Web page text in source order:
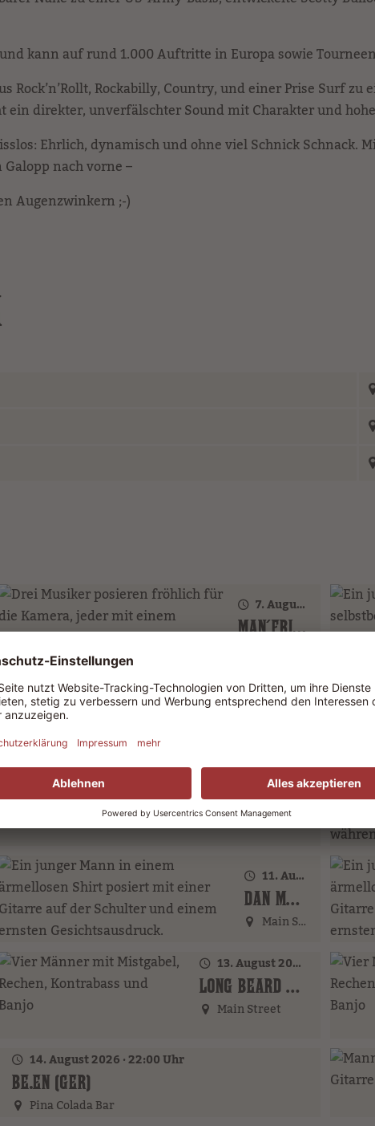
kann auf rund 1.000 Auftritte in Europa sowie
Rock’n’Rollt, Rockabilly, Country, und einer Prise Surf
ein direkter, unverfälschter Sound mit Charakter und
Ehrlich, dynamisch und ohne viel Schnick Schnack.
nach vorne –
Augenzwinkern ;-)
7. August 2026 · 20:00 Uhr
MAN´FRIENDS ACOUSTIC BAND (GER)
8. August 2026 · 20:00 Uhr
TWO FACES (GER)
8.
9. August 2026 · 18:00 Uhr
ZACK DUST (HR)
11. August 2026 · 20:00 Uhr
DAN MCBAKER (GER)
Main Street
13. August 2026 · 18:00 Uhr
LONG BEARD BROTHERS (AT)
Main Street
14. August 2026 · 22:00 Uhr
BE.EN (GER)
Pina Colada Bar